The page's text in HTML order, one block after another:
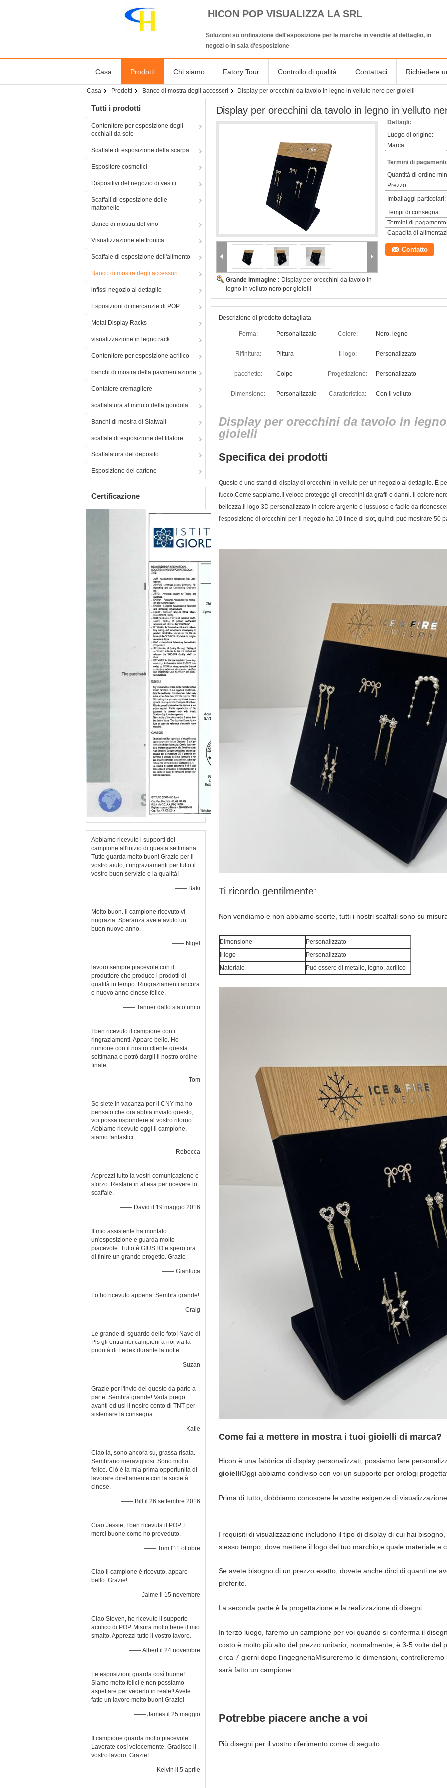
HICON POP VISUALIZZA LA SRL
Soluzioni su ordinazione dell'esposizione per le marche in vendite al dettaglio, in
negozi o in sala d'esposizione
Casa Prodotti Chi siamo Fatory Tour Controllo di qualità Contattaci Richiedere
Casa Prodotti Banco di mostra degli accessori Display per orecchini da tavolo in legno in velluto nero per gioielli
Tutti i prodotti
Contenitore per esposizione degli
occhiali da sole
Scaffale di esposizione della scarpa
Espositore cosmetici
Dispositivi del negozio di vestiti
Scaffali di esposizione delle
mattonelle
Banco di mostra del vino
Visualizzazione elettronica
Scaffale di esposizione dell'alimento
Banco di mostra degli accessori
infissi negozio al dettaglio
Esposizioni di mercanzie di POP
Metal Display Racks
visualizzazione in legno rack
Contenitore per esposizione acrilico
banchi di mostra della pavimentazione
Contatore cremagliere
scaffalatura al minuto della gondola
Banchi di mostra di Slatwall
scaffale di esposizione del filatore
Scaffalatura del deposito
Esposizione del cartone
Certificazione
Abbiamo ricevuto i supporti del
campione all'inizio di questa settimana.
Tutto guarda molto buon! Grazie per il
vostro aiuto, i ringraziamenti per tutto il
vostro buon servizio e la qualità!
—— Baki
Molto buon. Il campione ricevuto vi
ringrazia. Speranza avete avuto un
buon nuovo anno.
—— Nigel
lavoro sempre piacevole con il
produttore che produce i prodotti di
qualità in tempo. Ringraziamenti ancora
e nuovo anno cinese felice.
—— Tanner dallo stato unito
I ben ricevuto il campione con i
ringraziamenti. Appare bello. Ho
riunione con il nostro cliente questa
settimana e potrò dargli il nostro ordine
finale.
—— Tom
So siete in vacanza per il CNY ma ho
pensato che ora abbia inviato questo,
voi possa rispondere al vostro ritorno.
Abbiamo ricevuto oggi il campione,
siamo fantastici.
—— Rebecca
Apprezzi tutto la vostri comunicazione e
sforzo. Restare in attesa per ricevere lo
scaffale.
—— David il 19 maggio 2016
Il mio assistente ha montato
un'esposizione e guarda molto
piacevole. Tutto è GIUSTO e spero ora
di finire un grande progetto. Grazie
—— Gianluca
Lo ho ricevuto appena. Sembra grande!
—— Craig
Le grande di sguardo delle foto! Nave di
Pls gli entrambi campioni a noi via la
priorità di Fedex durante la notte.
—— Suzan
Grazie per l'invio del questo da parte a
parte. Sembra grande! Vada prego
avanti ed usi il nostro conto di TNT per
sistemare la consegna.
—— Katie
Ciao là, sono ancora su, grassa risata.
Sembrano meravigliosi. Sono molto
felice. Ciò è la mia prima opportunità di
lavorare direttamente con la società
cinese.
—— Bill il 26 settembre 2016
Ciao Jessie, I ben ricevuta il POP. E
merci buone come ho preveduto.
—— Tom l'11 ottobre
Ciao il campione è ricevuto, appare
bello. Grazie!
—— Jaime il 15 novembre
Ciao Steven, ho ricevuto il supporto
acrilico di POP. Misura molto bene il mio
smalto. Apprezzi tutto il vostro lavoro.
—— Albert il 24 novembre
Le esposizioni guarda così buone!
Siamo molto felici e non possiamo
aspettare per vederlo in reale!! Avete
fatto un lavoro molto buon! Grazie!
—— James il 25 maggio
Il campione guarda molto piacevole.
Lavorate così velocemente. Gradisco il
vostro lavoro. Grazie!
—— Kelvin il 5 aprile
Display per orecchini da tavolo in legno in velluto
Grande immagine : Display per orecchini da tavolo in
legno in velluto nero per gioielli
Dettagli:
Luogo di origine:
Marca:
Termini di
Quantità di ordine
Prezzo:
Imballaggi particolari:
Tempi di consegna:
Termini di pagamento:
Capacità di
Contatto
Descrizione di prodotto dettagliata
Forma: Personalizzato Colore: Nero, legno
Rifinitura: Pittura Il logo: Personalizzato
pacchetto: Colpo Progettazione: Personalizzato
Dimensione: Personalizzato Caratteristica: Con il velluto
Display per orecchini da tavolo in
gioielli
Specifica dei prodotti
Questo è uno stand di display di orecchini in velluto per un negozio al dettaglio. È
fuoco.Come sappiamo.Il veloce protegge gli orecchini da graffi e danni. Il colore
bellezza.il logo 3D personalizzato in colore argento è lussuoso e facile da
l'esposizione di orecchini per il negozio ha 10 linee di slot, quindi può mostrare 50
Ti ricordo gentilmente:
Non vendiamo e non abbiamo scorte, tutti i nostri scaffali sono su
Dimensione
Personalizzato
Il logo
Personalizzato
Materiale
Può essere di metallo, legno, acrilico
Come fai a mettere in mostra i tuoi gioielli di marca?
Hicon è una fabbrica di display personalizzati, possiamo fare
gioielliOggi abbiamo condiviso con voi un supporto per orologi
Prima di tutto, dobbiamo conoscere le vostre esigenze di
I requisiti di visualizzazione includono il tipo di display di cui hai
stesso tempo, dove mettere il logo del tuo marchio,e quale materiale e
Se avete bisogno di un prezzo esatto, dovete anche dirci di quanti ne
preferite.
La seconda parte è la progettazione e la realizzazione di disegni.
In terzo luogo, faremo un campione per voi quando si conferma il
costo è molto più alto del prezzo unitario, normalmente, è 3-5 volte del
circa 7 giorni dopo l'ingegneriaMisureremo le dimensioni,
sarà fatto un campione.
Potrebbe piacere anche a voi
Più disegni per il vostro riferimento come di seguito.